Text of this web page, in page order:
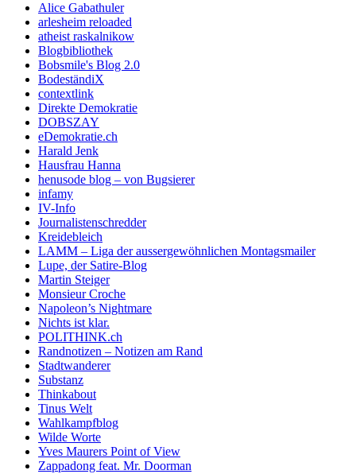
Alice Gabathuler
arlesheim reloaded
atheist raskalnikow
Blogbibliothek
Bobsmile's Blog 2.0
BodeständiX
contextlink
Direkte Demokratie
DOBSZAY
eDemokratie.ch
Harald Jenk
Hausfrau Hanna
henusode blog – von Bugsierer
infamy
IV-Info
Journalistenschredder
Kreidebleich
LAMM – Liga der aussergewöhnlichen Montagsmailer
Lupe, der Satire-Blog
Martin Steiger
Monsieur Croche
Napoleon’s Nightmare
Nichts ist klar.
POLITHINK.ch
Randnotizen – Notizen am Rand
Stadtwanderer
Substanz
Thinkabout
Tinus Welt
Wahlkampfblog
Wilde Worte
Yves Maurers Point of View
Zappadong feat. Mr. Doorman